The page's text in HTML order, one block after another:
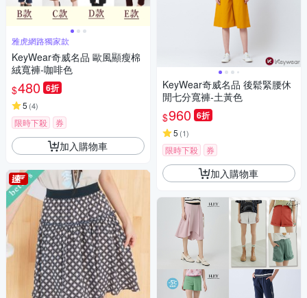
雅虎網路獨家款
KeyWear奇威名品 歐風顯瘦棉
絨寬褲-咖啡色
$480 6折
5 (4)
限時下殺 券
加入購物車
KeyWear奇威名品 後鬆緊腰休
閒七分寬褲-土黃色
$960 6折
5 (1)
限時下殺 券
加入購物車